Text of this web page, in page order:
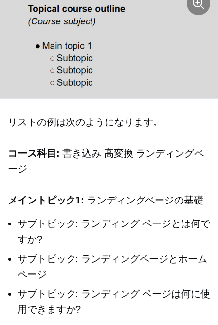
リストの例は次のようになります。
コース科目: 書き込み 高変換 ランディングペ
ージ
メイントピック1: ランディングページの基礎
サブトピック: ランディング ページとは何で
すか?
サブトピック: ランディングページとホーム
ページ
サブトピック: ランディング ページは何に使
用できますか?